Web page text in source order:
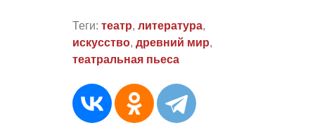
Теги: театр, литература,
искусство, древний мир,
театральная пьеса